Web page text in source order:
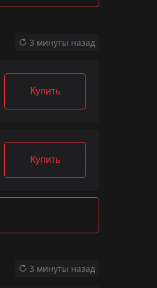
3 минуты назад
Купить
Купить
3 минуты назад